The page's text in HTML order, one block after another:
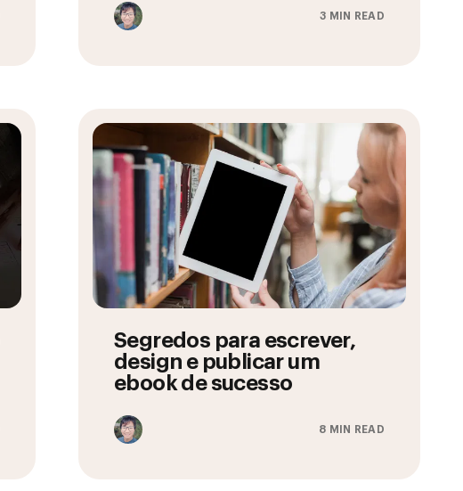
3 MIN READ
Segredos para escrever,
design e publicar um
ebook de sucesso
8 MIN READ